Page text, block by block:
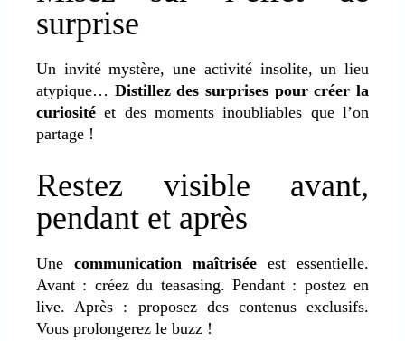
surprise
Un invité mystère, une activité insolite, un lieu
atypique… Distillez des surprises pour créer la
curiositéet des moments inoubliables que l’on
partage !
Restez visible avant,
pendant et après
Une communication maîtrisée est essentielle.
Avant : créez du teasasing. Pendant : postez en
live. Après : proposez des contenus exclusifs.
Vous prolongerez le buzz !